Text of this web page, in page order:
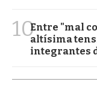
10Entre "mal
altísima
integrantes